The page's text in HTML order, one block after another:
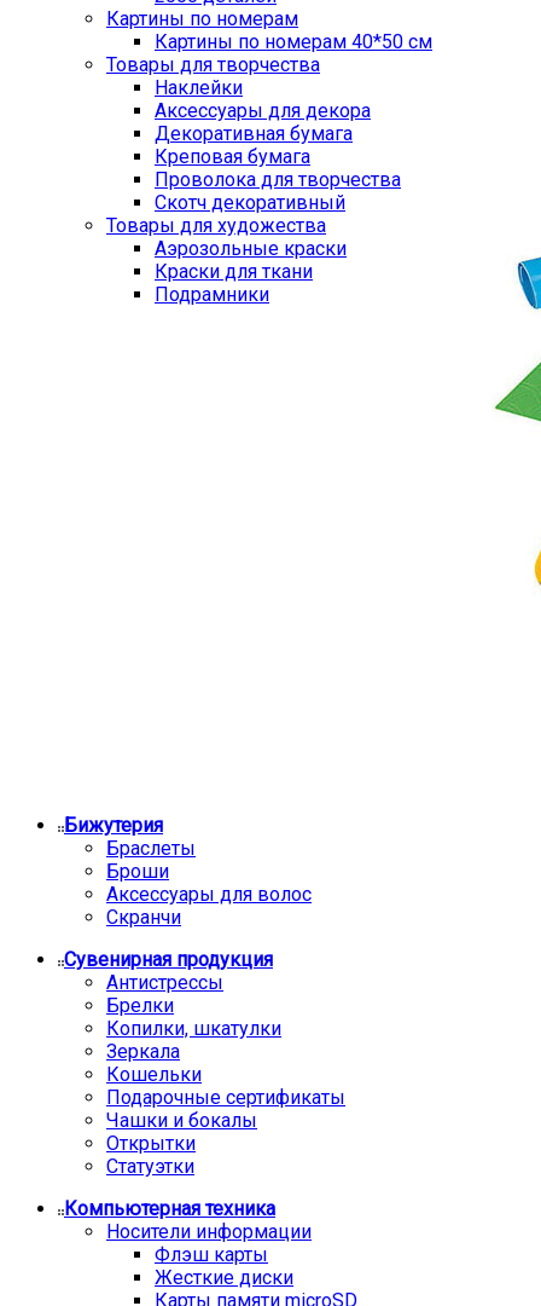
Картины по номерам
Картины по номерам 40*50 см
Товары для творчества
Наклейки
Аксессуары для декора
Декоративная бумага
Креповая бумага
Проволока для творчества
Скотч декоративный
Товары для художества
Аэрозольные краски
Краски для ткани
Подрамники
Бижутерия
Браслеты
Броши
Аксессуары для волос
Скранчи
Сувенирная продукция
Антистрессы
Брелки
Копилки, шкатулки
Зеркала
Кошельки
Подарочные сертификаты
Чашки и бокалы
Открытки
Статуэтки
Компьютерная техника
Носители информации
Флэш карты
Жесткие диски
Карты памяти microSD